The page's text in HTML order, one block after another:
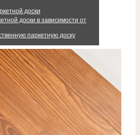
доски
доски в зависимости от
паркетную доску